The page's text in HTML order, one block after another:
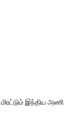
இந்திய அணி